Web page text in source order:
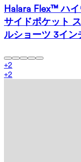
Halara Flex™ ハ
サイドポケット
ルショーツ 3イン
+2
+2